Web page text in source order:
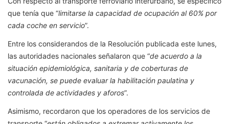
que tenía que “limitarse la capacidad de ocupación al 60% por
cada coche en servicio”.
Entre los considerandos de la Resolución publicada este lunes,
las autoridades nacionales señalaron que “de acuerdo a la
situación epidemiológica, sanitaria y de coberturas de
vacunación, se puede evaluar la habilitación paulatina y
controlada de actividades y aforos”.
Asimismo, recordaron que los operadores de los servicios de